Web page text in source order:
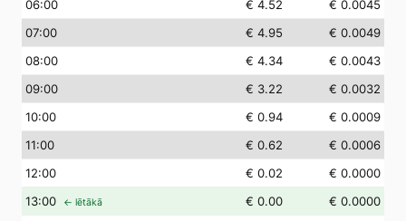
06:00 € 4.52
€ 0.0045
07:00 € 4.95
€ 0.0049
08:00 € 4.34
€ 0.0043
09:00 € 3.22
€ 0.0032
10:00 € 0.94
€ 0.0009
11:00 € 0.62
€ 0.0006
12:00 € 0.02
€ 0.0000
13:00 ← lētākā € 0.00
€ 0.0000